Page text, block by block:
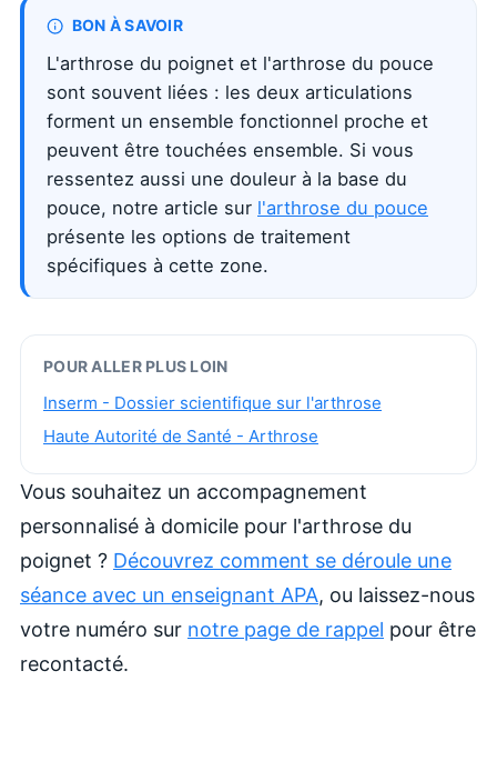
BON À SAVOIR
L'arthrose du poignet et l'arthrose du pouce
sont souvent liées : les deux articulations
forment un ensemble fonctionnel proche et
peuvent être touchées ensemble. Si vous
ressentez aussi une douleur à la base du
pouce, notre article sur l'arthrose du pouce
présente les options de traitement
spécifiques à cette zone.
POUR ALLER PLUS LOIN
Inserm - Dossier scientifique sur l'arthrose
Haute Autorité de Santé - Arthrose
Vous souhaitez un accompagnement
personnalisé à domicile pour l'arthrose du
poignet ? Découvrez comment se déroule une
séance avec un enseignant APA, ou laissez-nous
votre numéro sur notre page de rappel pour être
recontacté.